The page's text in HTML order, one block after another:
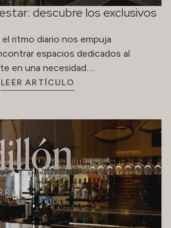
descubre los exclusivos
ritmo diario nos empuja
espacios dedicados al
en una necesidad….
LEER ARTÍCULO